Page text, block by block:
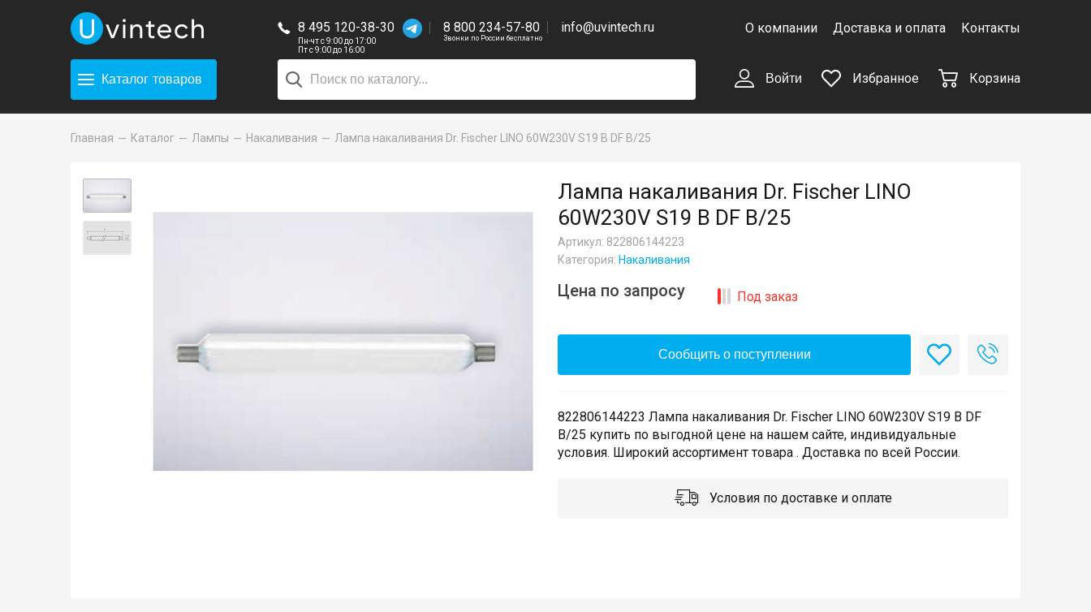
8 495 120-38-30
Пн-чт с 9:00 до 17:00
Пт с 9:00 до 16:00
8 800 234-57-80
Звонки по России бесплатно
info@uvintech.ru О компании Доставка и оплата Контакты
Каталог товаров Войти Избранное Корзина
Главная Каталог Лампы Накаливания Лампа накаливания Dr. Fischer LINO 60W230V S19 B DF B/25
Лампа накаливания Dr. Fischer LINO
60W230V S19 B DF B/25
Артикул: 822806144223
Категория: Накаливания
Цена по запросу Под заказ
Сообщить о поступлении
822806144223 Лампа накаливания Dr. Fischer LINO 60W230V S19 B DF
B/25 купить по выгодной цене на нашем сайте, индивидуальные
условия. Широкий ассортимент товара . Доставка по всей России.
Условия по доставке и оплате